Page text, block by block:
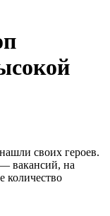
своих героев.
вакансий, на
количество